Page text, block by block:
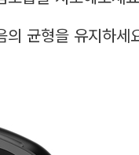
의 균형을 유지하세